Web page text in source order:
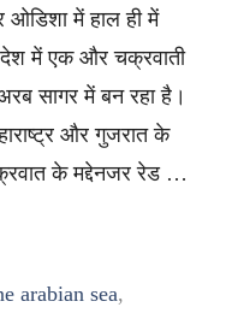
में हाल ही में
में एक और चक्रवाती
सागर में बन रहा है।
और गुजरात के
के मद्देनजर रेड …
arabian sea,